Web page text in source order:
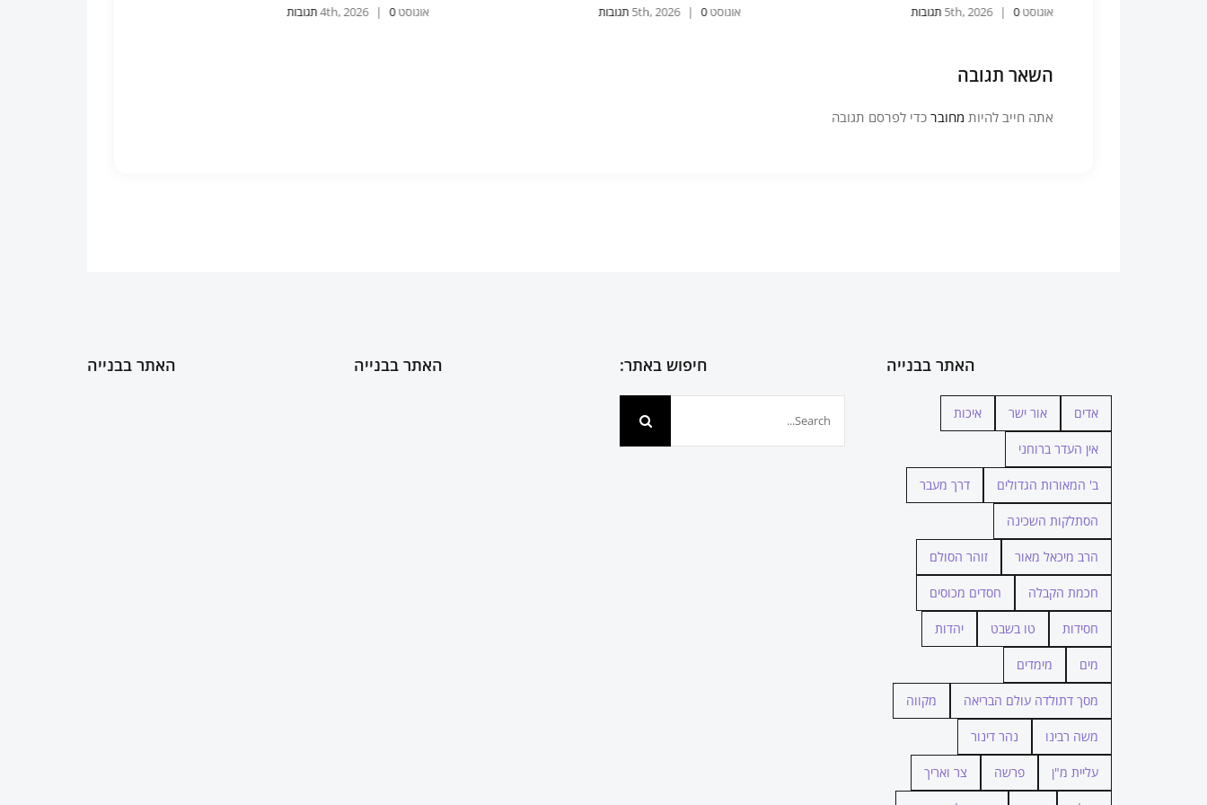
אוגוסט 5th, 2026 | 0 תגובות אוגוסט 4th, 2026 | 0 תגובות אוגוסט 4th, 2026 | 0 תגובות
השאר תגובה
אתה חייב להיות מחובר כדי לפרסם תגובה
האתר בבנייה
אדים אור ישר איכות
אין העדר ברוחני
ב' המאורות הגדולים דרך מעבר
הסתלקות השכינה
הרב מיכאל מאור זוהר הסולם
חכמת הקבלה חסדים מכוסים
חסידות טו בשבט יהדות
מים מימדים
מסך דתולדה עולם הבריאה מקווה
משה רבינו נהר דינור
עליית מ"ן פרשה צר ואריך
חיפוש באתר: האתר בבנייה האתר בבנייה